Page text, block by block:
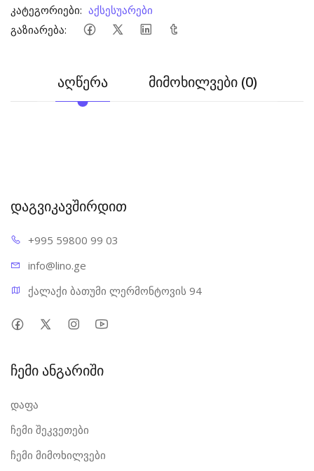
კატეგორიები: აქსესუარები
გაზიარება:
აღწერა მიმოხილვები (0)
დაგვიკავშირდით
+995 59800 99 03
info@lino.ge
ქალაქი ბათუმი ლერმონტოვის 94
ჩემი ანგარიში
დაფა
ჩემი შეკვეთები
ჩემი მიმოხილვები